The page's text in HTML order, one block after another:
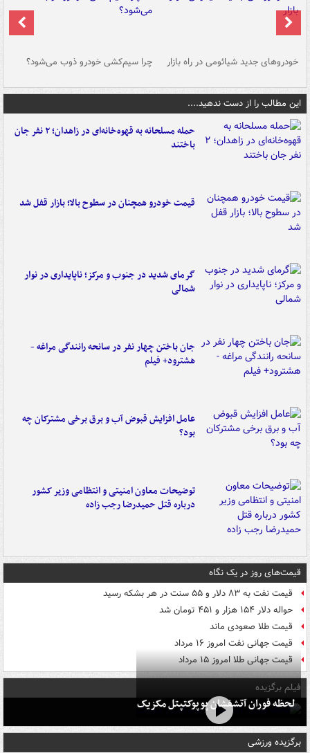
خودروهای جدید شیائومی در راه بازار چرا سیم‌کشی خودرو ذوب می‌شود؟
این مطالب را از دست ندهید....
حمله مسلحانه به قهوه‌خانه‌ای در زاهدان؛ ۲ نفر جان
باختند
قیمت خودرو همچنان در سطوح بالا؛ بازار قفل شد
گرمای شدید در جنوب و مرکز؛ ناپایداری در نوار
شمالی
جان باختن چهار نفر در سانحه رانندگی مراغه -
هشترود+ فیلم
عامل افزایش قبوض آب و برق برخی مشترکان چه
بود؟
توضیحات معاون امنیتی و انتظامی وزیر کشور
درباره قتل حمیدرضا رجب زاده
قیمت‌های روز در یک نگاه
قیمت نفت به ۸۳ دلار و ۵۵ سنت در هر بشکه رسید
حواله دلار ۱۵۴ هزار و ۴۵۱ تومان شد
قیمت طلا صعودی ماند
قیمت جهانی نفت امروز ۱۶ مرداد
قیمت جهانی طلا امروز ۱۵ مرداد
فیلم برگزیده
لحظه فوران آتشفشان پوپوکتپتل مکزیک
برگزیده ورزشی